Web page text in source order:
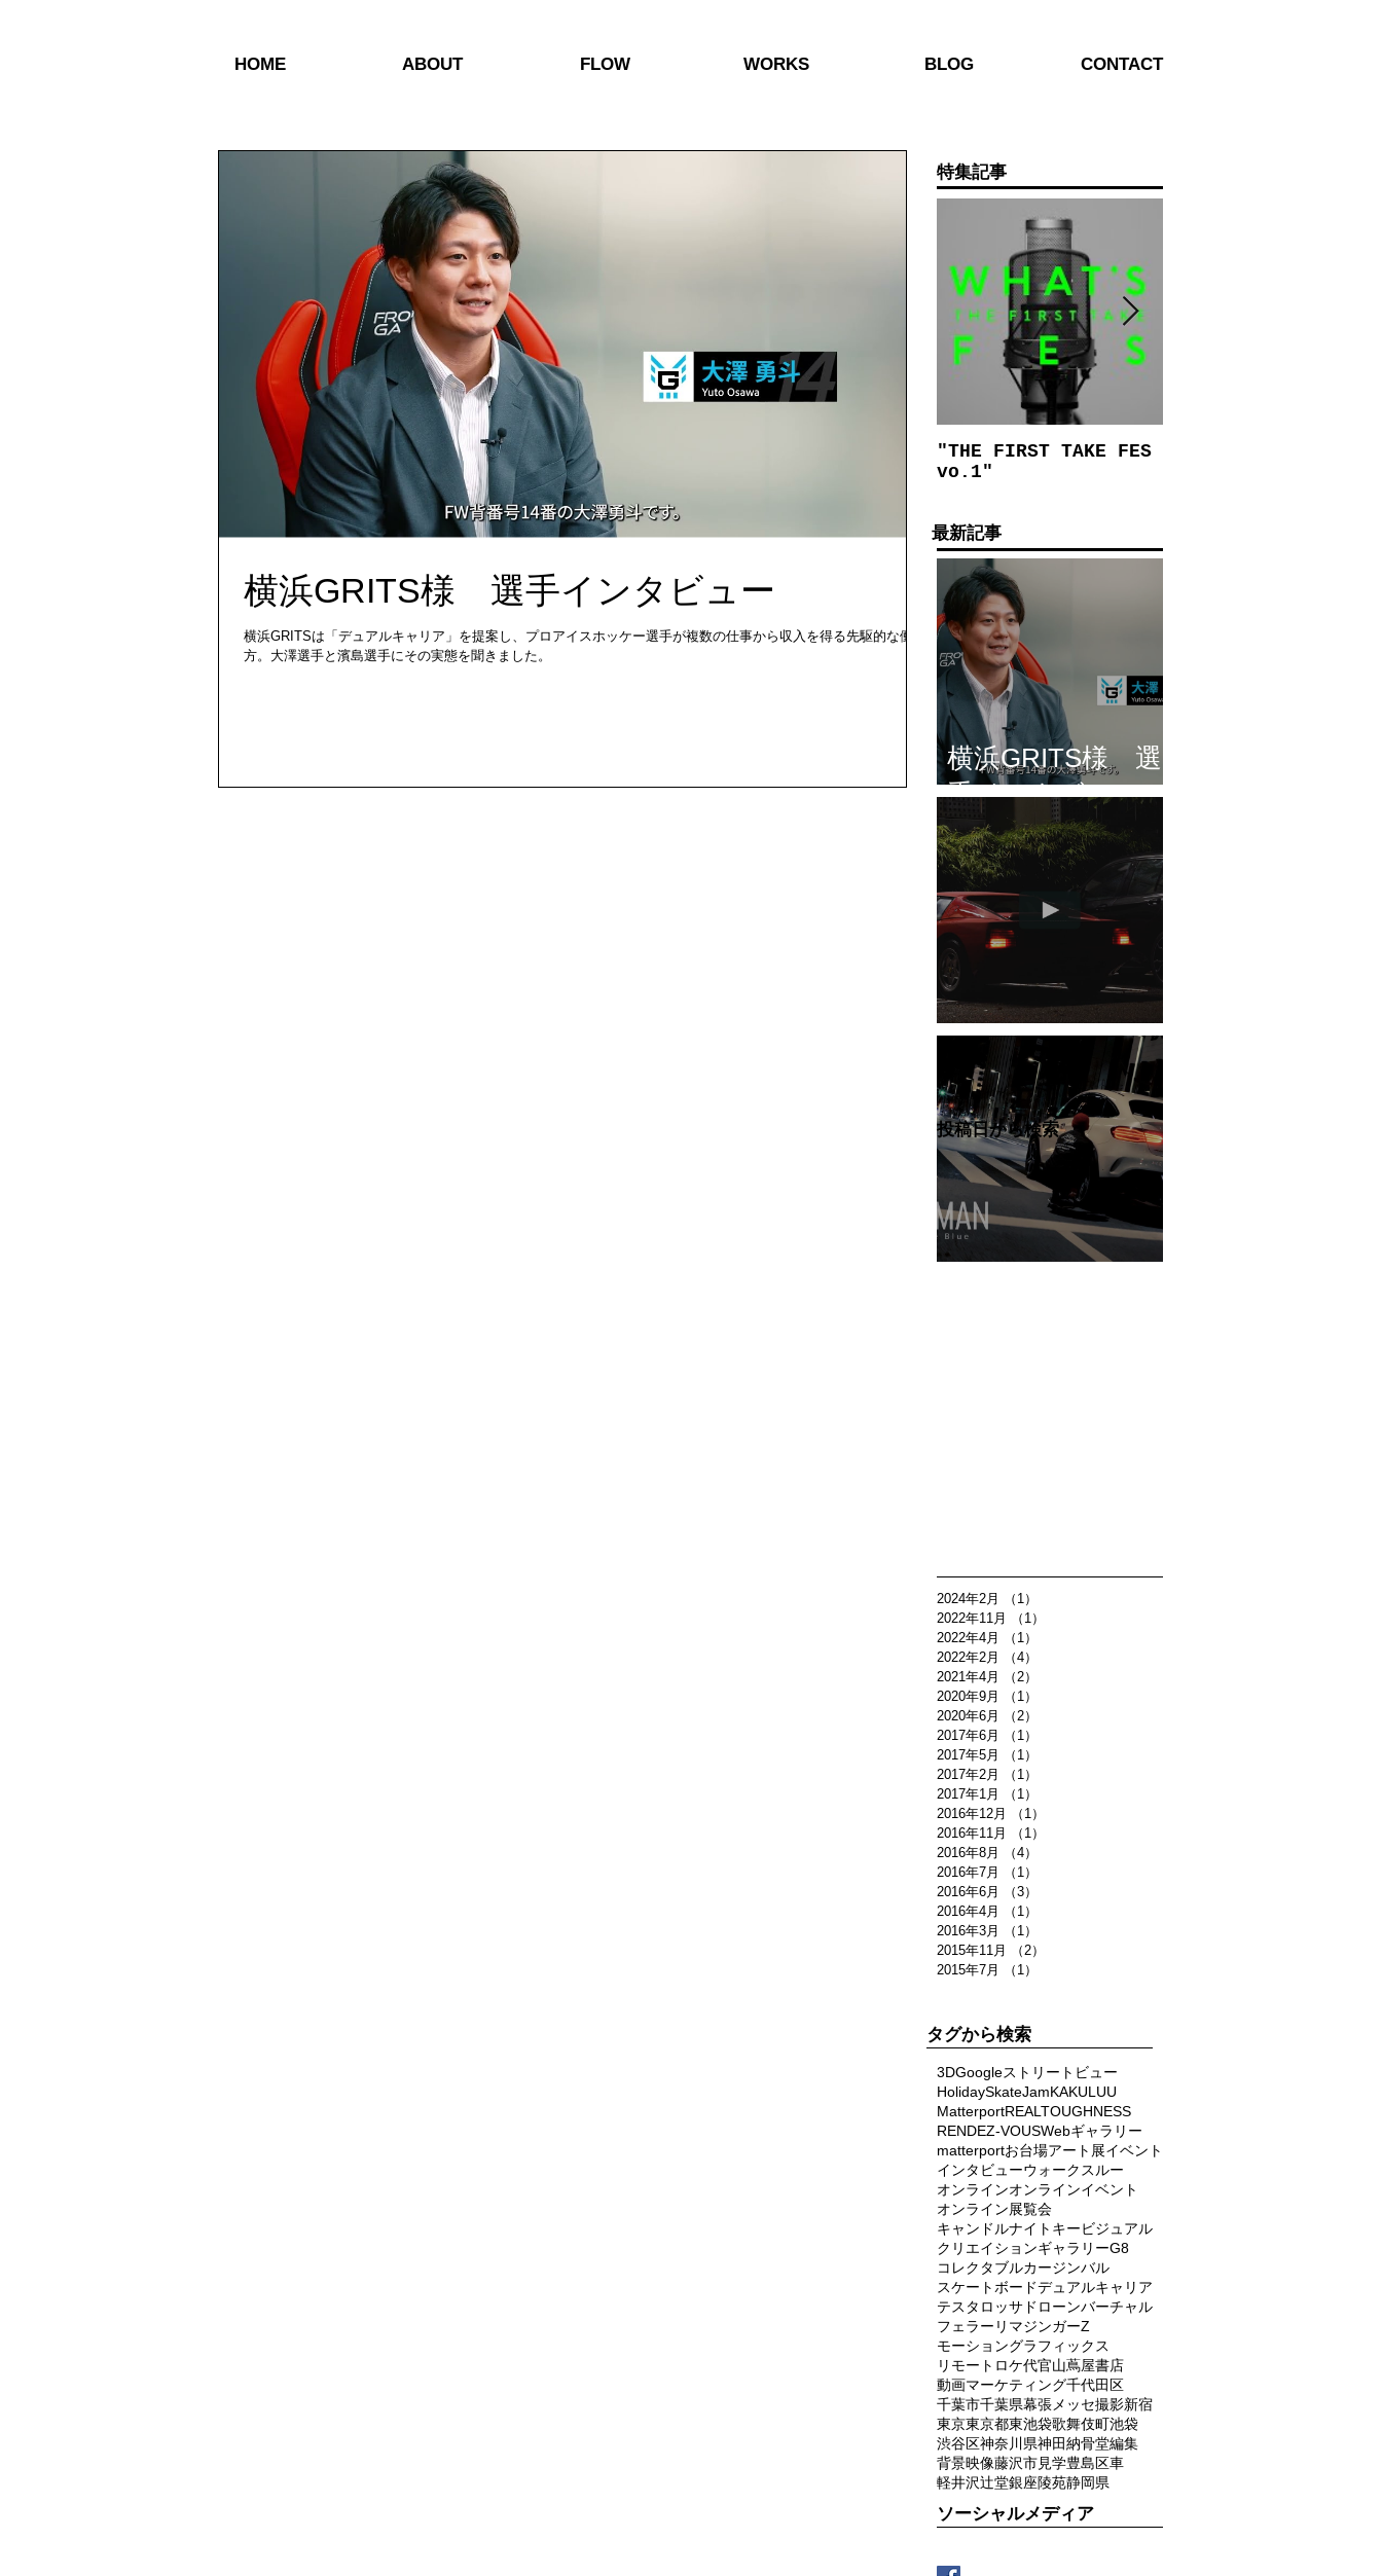
HOME ABOUT FLOW WORKS BLOG CONTACT
横浜GRITS様 選手インタビュー
横浜GRITSは「デュアルキャリア」を提案し、プロアイスホッケー選手が複数の仕事から収入を得る先駆的な働き
方。大澤選手と濱島選手にその実態を聞きました。
特集記事
"THE FIRST TAKE FES
vo.1"
最新記事
横浜GRITS様 選
手インタビュー
RENDEZ-VOUS
投稿日から検索
2024年2月 （1）
2022年11月
（1）
2022年4月
（1）
2022年2月
（4）
2021年4月
（2）
2020年9月
（1）
2020年6月
（2）
2017年6月
（1）
2017年5月
（1）
2017年2月
（1）
2017年1月
（1）
2016年12月
（1）
2016年11月
（1）
2016年8月
（4）
2016年7月
（1）
2016年6月
（3）
2016年4月
（1）
2016年3月
（1）
2015年11月
（2）
2015年7月
（1）
タグから検索
3DGoogleストリートビュー
HolidaySkateJamKAKULUU
MatterportREALTOUGHNESS
RENDEZ-VOUSWebギャラリー
matterportお台場アート展イベント
インタビューウォークスルー
オンラインオンラインイベント
オンライン展覧会
キャンドルナイト キービジュアル
クリエイションギャラリーG8
コレクタブルカージンバル
スケートボードデュアルキャリア
テスタロッサ ドローンバーチャル
フェラーリ マジンガーZ
モーショングラフィックス
リモート ロケ代官山蔦屋書店
動画マーケティング千代田区
千葉市千葉県幕張メッセ撮影新宿
東京東京都東池袋歌舞伎町池袋
渋谷区神奈川県神田納骨堂編集
背景映像藤沢市見学豊島区車
軽井沢辻堂銀座陵苑静岡県
ソーシャルメディア